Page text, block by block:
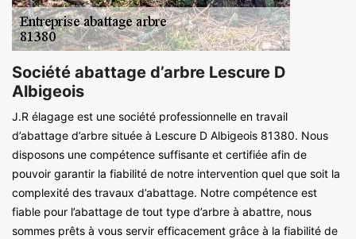
Société abattage d’arbre Lescure D
Albigeois
J.R élagage est une société professionnelle en travail
d’abattage d’arbre située à Lescure D Albigeois 81380. Nous
disposons une compétence suffisante et certifiée afin de
pouvoir garantir la fiabilité de notre intervention quel que soit la
complexité des travaux d’abattage. Notre compétence est
fiable pour l’abattage de tout type d’arbre à abattre, nous
sommes prêts à vous servir efficacement grâce à la fiabilité de